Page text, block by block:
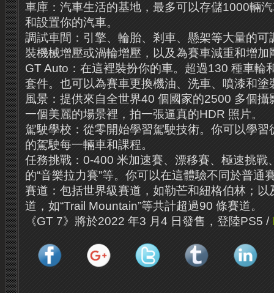
車庫：汽車生活的基地，最多可以存儲1000輛
和設置你的汽車。
調試車間：引擎、輪胎、剎車、懸架等大量的可
裝機械增壓或渦輪增壓，以及為賽車減重和增加
GT Auto：在這裡裝扮你的車。超過130 種車輪
套件。也可以為賽車更換機油、洗車、噴漆和塗
風景：提供來自全世界40 個國家的2500 多個攝
一個美麗的場景裡，拍一張逼真的HDR 照片。
駕駛學校：從零開始學習駕駛技術。你可以學
的駕駛每一輛車和課程。
任務挑戰：0-400 米加速賽、漂移賽、極速挑戰
的“音樂拉力賽”等。你可以在這體驗不同於普通
賽道：包括世界級賽道，如勒芒和紐格伯林；以
道，如“Trail Mountain”等共計超過90 條賽道。
《GT 7》將於2022 年3 月4 日發售，登陸PS5 /